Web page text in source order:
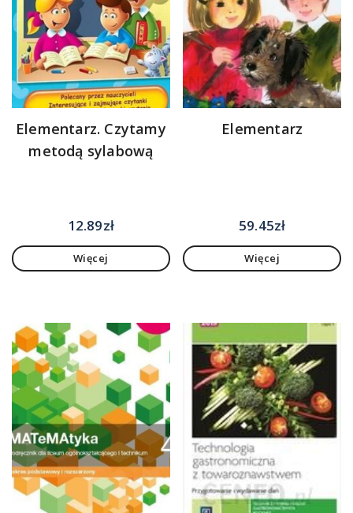
Elementarz. Czytamy
metodą sylabową
12.89zł
Więcej
Elementarz
59.45zł
Więcej